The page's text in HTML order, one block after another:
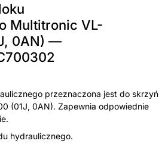
Multitronic VL-
0AN) —
przeznaczona jest do skrzyń
(01J, 0AN). Zapewnia odpowiednie
hydraulicznego.